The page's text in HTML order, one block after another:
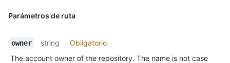
Parámetros de ruta
owner string
Obligatorio
The account owner of the repository. The name is not case